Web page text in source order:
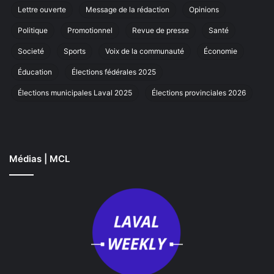
Laval
Lettre ouverte Message de la rédaction Opinions
Politique Promotionnel Revue de presse Santé
Societé Sports Voix de la communauté Économie
Éducation Élections fédérales 2025
Élections municipales Laval 2025 Élections provinciales 2026
Médias | MCL